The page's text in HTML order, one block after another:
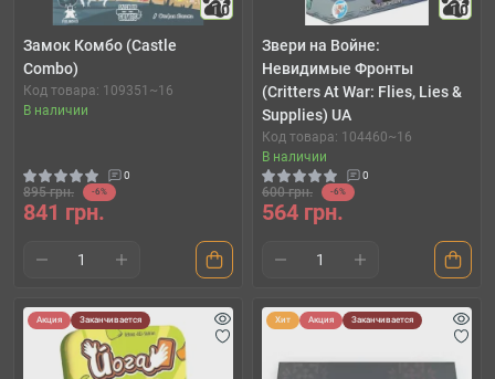
10
Замок Комбо (Castle
Combo)
Код товара: 109351~16
В наличии
0
895 грн. -6%
841 грн.
10
Звери на Войне:
Невидимые Фронты
(Critters At War: Flies, Lies &
Supplies) UA
Код товара: 104460~16
В наличии
0
600 грн. -6%
564 грн.
Акция Заканчивается Хит Акция Заканчивается